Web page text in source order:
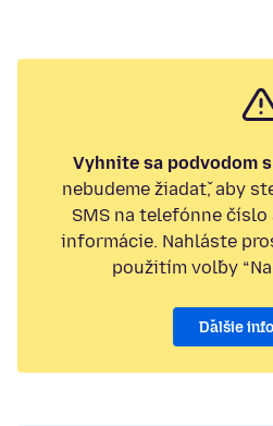
Vyhnite sa podvodom
nebudeme žiadať, aby
SMS na telefónne
informácie. Nahláste
použitím voľby
Ďalšie